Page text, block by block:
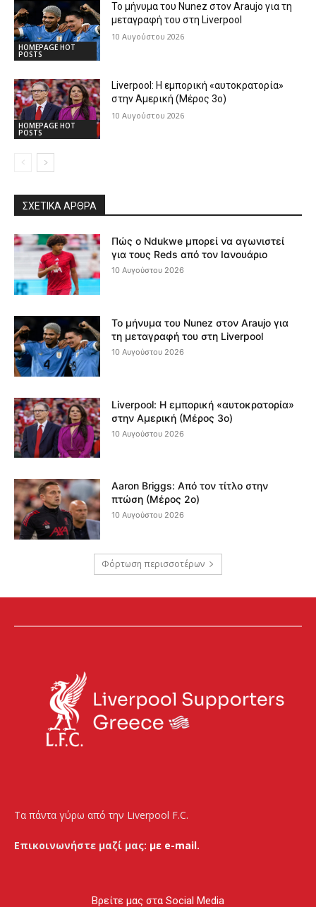
HOMEPAGE HOT
POSTS
Το μήνυμα του Nunez στον Araujo για τη
μεταγραφή του στη Liverpool
10 Αυγούστου 2026
HOMEPAGE HOT
POSTS
Liverpool: Η εμπορική «αυτοκρατορία»
στην Αμερική (Μέρος 3ο)
10 Αυγούστου 2026
ΣΧΕΤΙΚΆ ΆΡΘΡΑ
Πώς ο Ndukwe μπορεί να αγωνιστεί
για τους Reds από τον Ιανουάριο
10 Αυγούστου 2026
Το μήνυμα του Nunez στον Araujo για
τη μεταγραφή του στη Liverpool
10 Αυγούστου 2026
Liverpool: Η εμπορική «αυτοκρατορία»
στην Αμερική (Μέρος 3ο)
10 Αυγούστου 2026
Aaron Briggs: Από τον τίτλο στην
πτώση (Μέρος 2ο)
10 Αυγούστου 2026
Φόρτωση περισσοτέρων
Τα πάντα γύρω από την Liverpool F.C.
Επικοινωνήστε μαζί μας: με e-mail.
Βρείτε μας στα Social Media